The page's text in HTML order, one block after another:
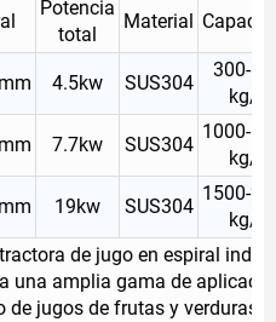
Potencia
total
Material
4.5kw SUS304
300-
kg/h
7.7kw SUS304
1000-
kg/h
19kw SUS304
1500-
kg/h
de jugo en espiral
una amplia gama de
de jugos de frutas y verduras,